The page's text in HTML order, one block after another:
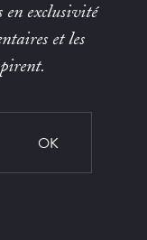
en exclusivité
et les
OK